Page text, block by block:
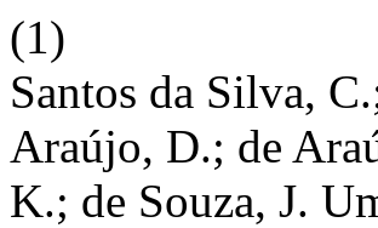
(1)
Santos da Silva,
Araújo, D.; de
K.; de Souza, J.